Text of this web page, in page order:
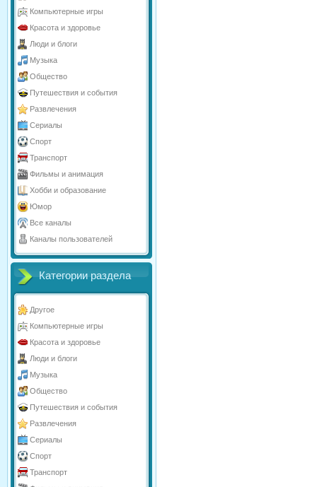
Компьютерные игры
Красота и здоровье
Люди и блоги
Музыка
Общество
Путешествия и события
Развлечения
Сериалы
Спорт
Транспорт
Фильмы и анимация
Хобби и образование
Юмор
Все каналы
Каналы пользователей
Категории раздела
Другое
Компьютерные игры
Красота и здоровье
Люди и блоги
Музыка
Общество
Путешествия и события
Развлечения
Сериалы
Спорт
Транспорт